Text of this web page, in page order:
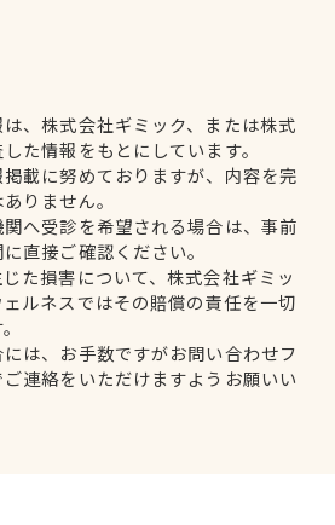
、株式会社ギミック、または株式
た情報をもとにしています。
載に努めておりますが、内容を完
りません。
へ受診を希望される場合は、事前
直接ご確認ください。
た損害について、株式会社ギミッ
ルネスではその賠償の責任を一切
は、お手数ですがお問い合わせフ
連絡をいただけますようお願いい